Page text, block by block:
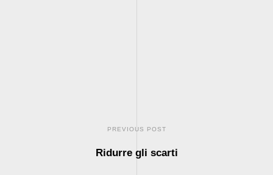
PREVIOUS POST
Ridurre gli scarti